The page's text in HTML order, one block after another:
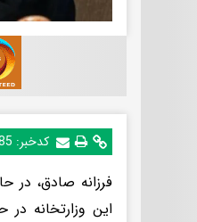
کدخبر:
فرزانه صادق،
این وزارتخانه